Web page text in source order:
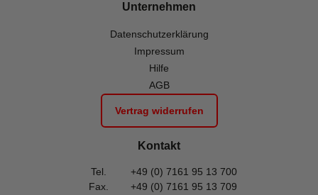
Unternehmen
Datenschutzerklärung
Impressum
Hilfe
AGB
Vertrag widerrufen
Kontakt
Tel.
+49 (0) 7161 95 13 700
Fax.
+49 (0) 7161 95 13 709